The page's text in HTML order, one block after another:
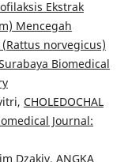
Ekstrak
Mencegah
norvegicus)
Biomedical
CHOLEDOCHAL
Journal:
Dzakiy, ANGKA